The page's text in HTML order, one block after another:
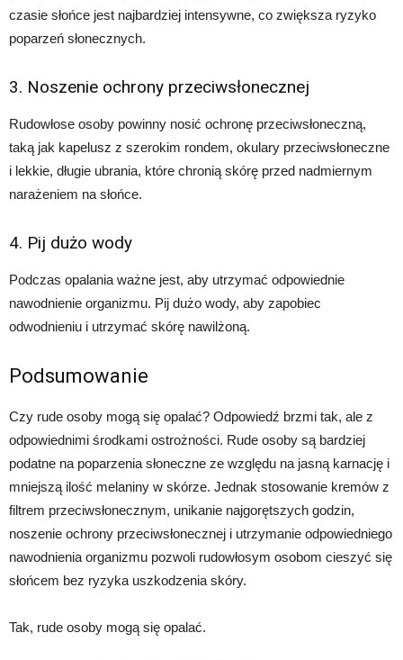
czasie słońce jest najbardziej intensywne, co zwiększa ryzyko
poparzeń słonecznych.
3. Noszenie ochrony przeciwsłonecznej
Rudowłose osoby powinny nosić ochronę przeciwsłoneczną,
taką jak kapelusz z szerokim rondem, okulary przeciwsłoneczne
i lekkie, długie ubrania, które chronią skórę przed nadmiernym
narażeniem na słońce.
4. Pij dużo wody
Podczas opalania ważne jest, aby utrzymać odpowiednie
nawodnienie organizmu. Pij dużo wody, aby zapobiec
odwodnieniu i utrzymać skórę nawilżoną.
Podsumowanie
Czy rude osoby mogą się opalać? Odpowiedź brzmi tak, ale z
odpowiednimi środkami ostrożności. Rude osoby są bardziej
podatne na poparzenia słoneczne ze względu na jasną karnację i
mniejszą ilość melaniny w skórze. Jednak stosowanie kremów z
filtrem przeciwsłonecznym, unikanie najgorętszych godzin,
noszenie ochrony przeciwsłonecznej i utrzymanie odpowiedniego
nawodnienia organizmu pozwoli rudowłosym osobom cieszyć się
słońcem bez ryzyka uszkodzenia skóry.
Tak, rude osoby mogą się opalać.